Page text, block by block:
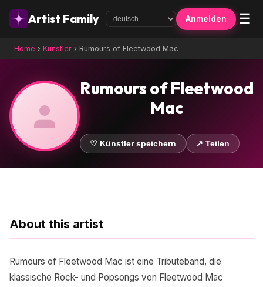
Artist Family Anmelden ☰
Home › Künstler › Rumours of Fleetwood Mac
Rumours of Fleetwood
Mac
♡ Künstler speichern ↗ Teilen
About this artist
Rumours of Fleetwood Mac ist eine Tributeband, die
klassische Rock- und Popsongs von Fleetwood Mac